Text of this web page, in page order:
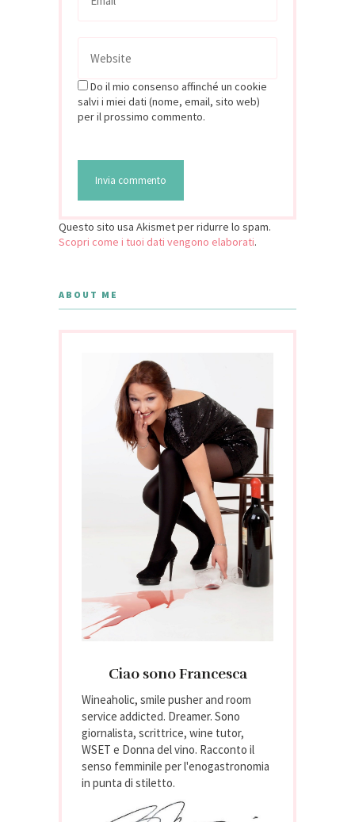
Do il mio consenso affinché un cookie
salvi i miei dati (nome, email, sito web)
per il prossimo commento.
Questo sito usa Akismet per ridurre lo spam.
Scopri come i tuoi dati vengono elaborati.
ABOUT ME
Ciao sono Francesca
Wineaholic, smile pusher and room
service addicted. Dreamer. Sono
giornalista, scrittrice, wine tutor,
WSET e Donna del vino. Racconto il
senso femminile per l'enogastronomia
in punta di stiletto.